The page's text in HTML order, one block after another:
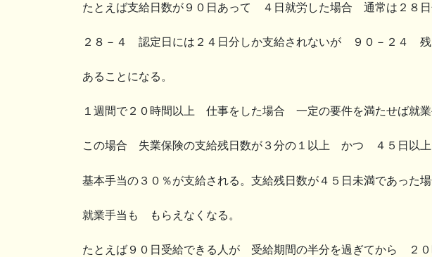
たとえば支給日数が９０日あって ４日就労した場合 通常は２８日
２８－４ 認定日には２４日分しか支給されないが ９０－２４ 残
あることになる。
１週間で２０時間以上 仕事をした場合 一定の要件を満たせば就業
この場合 失業保険の支給残日数が３分の１以上 かつ ４５日以上
基本手当の３０％が支給される。支給残日数が４５日未満であった
就業手当も もらえなくなる。
たとえば９０日受給できる人が 受給期間の半分を過ぎてから ２０